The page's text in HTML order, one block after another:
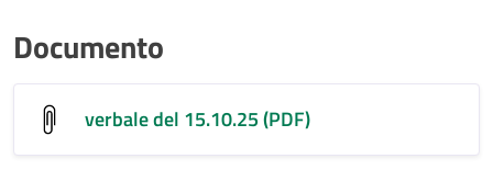
Documento
verbale del 15.10.25 (PDF)